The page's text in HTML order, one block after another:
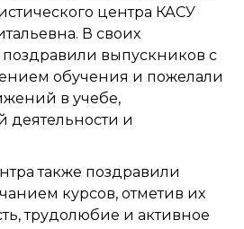
центра КАСУ
В своих
выпускников с
обучения и пожелали
в учебе,
деятельности и
также поздравили
курсов, отметив их
трудолюбие и активное